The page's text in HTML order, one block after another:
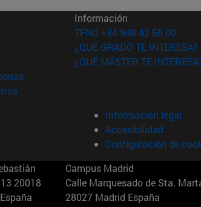
nueva ventana)
ventana)
en nueva ventana)
(abre en nueva ventana)
(abre en nueva ventana)
Información
TFNO +34 948 42 56 00
¿QUÉ GRADO TE INTERESA?
¿QUÉ MÁSTER TE
Información legal
Accesibilidad
Configuración de
20018
Campus Madrid
Calle Marquesado de Sta.
28027 Madrid España